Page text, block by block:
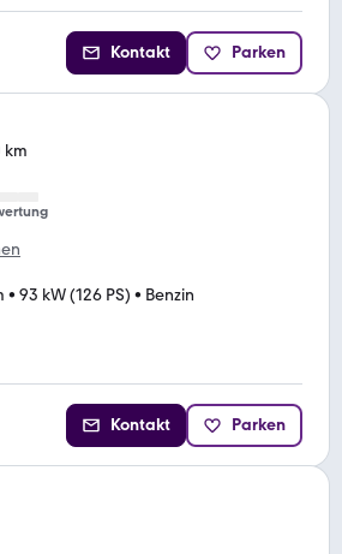
Kontakt Parken
km
• 93 kW (126 PS) • Benzin
Kontakt Parken